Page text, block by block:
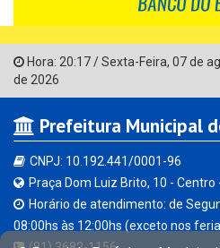
Hora: 20:17/Sexta-Feira, 07 de
de 2026
Prefeitura Municipal
CNPJ: 10.192.441/0001-96
Praça Dom Luiz Brito, 10 - Centro
Horário de atendimento: de
08:00hs às 12:00hs (exceto nos